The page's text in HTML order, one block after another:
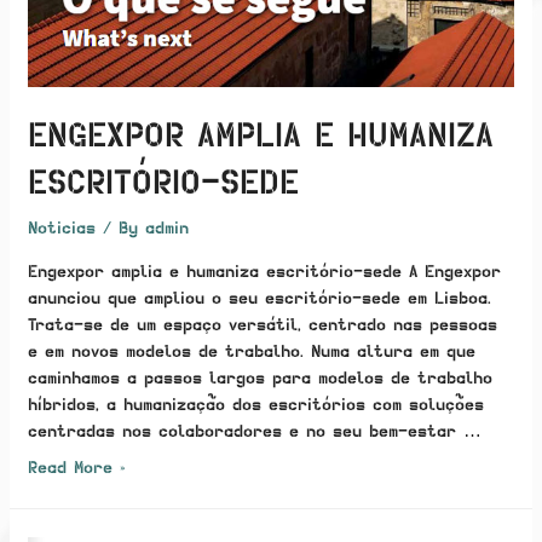
ENGEXPOR AMPLIA E HUMANIZA
ESCRITÓRIO-SEDE
Noticias / Byadmin
Engexpor amplia e humaniza escritório-sede A Engexpor
anunciou que ampliou o seu escritório-sede em Lisboa.
Trata-se de um espaço versátil, centrado nas pessoas
e em novos modelos de trabalho. Numa altura em que
caminhamos a passos largos para modelos de trabalho
híbridos, a humanização dos escritórios com soluções
centradas nos colaboradores e no seu bem-estar …
Engexpor
Read More »